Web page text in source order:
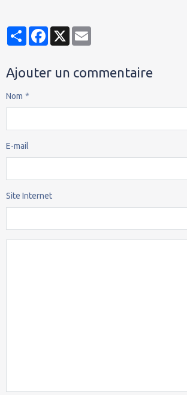
PartagerFacebook
X
Ajouter un commentaire
Nom
E-mail
Site Internet